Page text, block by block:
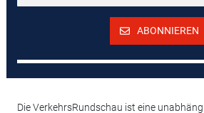
ABONNIEREN
Die VerkehrsRundschau ist eine